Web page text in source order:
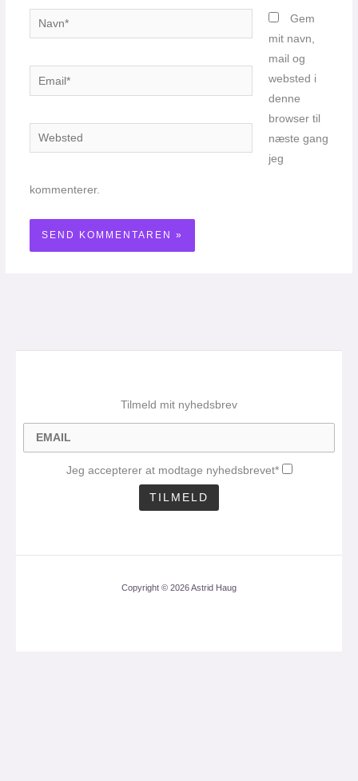
Navn*
Email*
Websted
Gem
mit navn,
mail og
websted i
denne
browser til
næste gang
jeg
kommenterer.
Tilmeld mit nyhedsbrev
Jeg accepterer at modtage nyhedsbrevet*
Copyright © 2026 Astrid Haug